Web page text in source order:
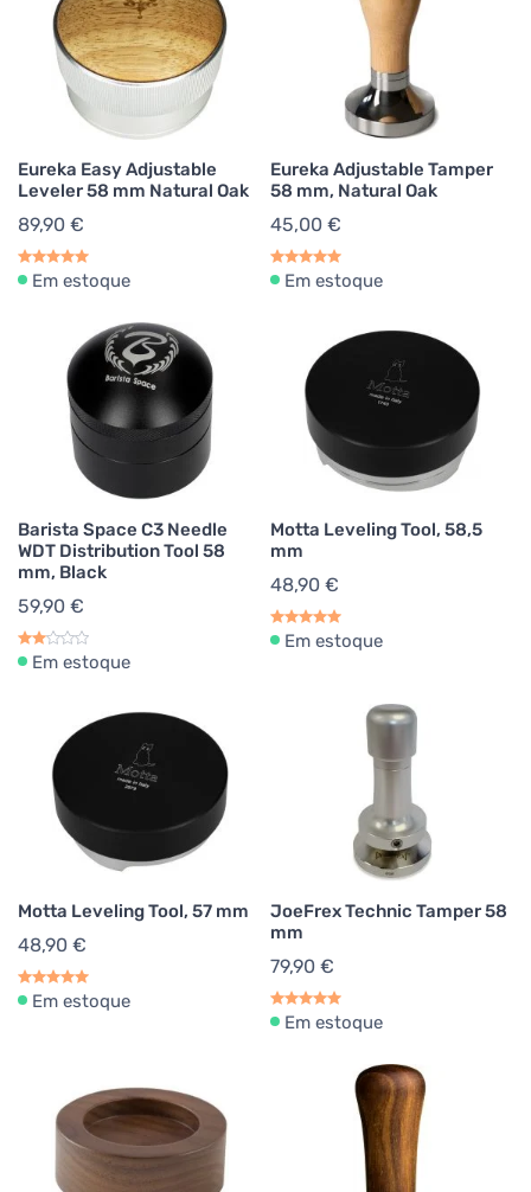
Eureka Easy Adjustable
Leveler 58 mm Natural Oak
89,90 €
Em estoque
Eureka Adjustable Tamper
58 mm, Natural Oak
45,00 €
Em estoque
Barista Space C3 Needle
WDT Distribution Tool 58
mm, Black
59,90 €
Em estoque
Motta Leveling Tool, 58,5
mm
48,90 €
Em estoque
Motta Leveling Tool, 57 mm
48,90 €
Em estoque
JoeFrex Technic Tamper 58
mm
79,90 €
Em estoque